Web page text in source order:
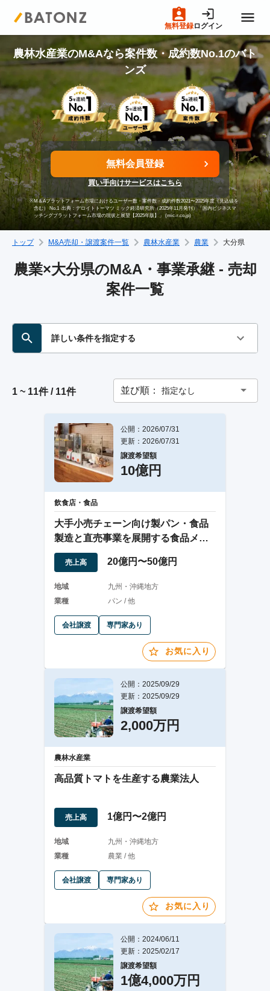
無料登録ログイン
トップページ
M&A案件一覧
売りたい方へ
買いたい方へ
成約事例
M&A専門家の方へ
農林水産業のM&Aなら案件数・成約数No.1のバト
ンズ
無料会員登録
買い手向けサービスはこちら
※M＆Aプラットフォーム市場におけるユーザー数・案件数・成約件数2021〜2025年度（見込値を
含む） No.1 出典：デロイトトーマツ ミック経済研究所（2025年11月発刊）「国内ビジネスマ
ッチングプラットフォーム市場の現状と展望【2025年版】」 (mic-r.co.jp)
トップ M&A売却・譲渡案件一覧 農林水産業 農業 大分県
農業×大分県のM&A・事業承継 - 売却
案件一覧
詳しい条件を指定する
1 ~ 11件 / 11件 並び順： 指定なし
公開：2026/07/31
更新：2026/07/31
譲渡希望額
10億円
飲食店・食品
大手小売チェーン向け製パン・食品
製造と直売事業を展開する食品メー
カー
売上高 20億円〜50億円
地域
九州・沖縄地方
業種
パン / 他
会社譲渡 専門家あり
お気に入り
公開：2025/09/29
更新：2025/09/29
譲渡希望額
2,000万円
農林水産業
高品質トマトを生産する農業法人
売上高 1億円〜2億円
地域
九州・沖縄地方
業種
農業 / 他
会社譲渡 専門家あり
お気に入り
公開：2024/06/11
更新：2025/02/17
譲渡希望額
1億4,000万円